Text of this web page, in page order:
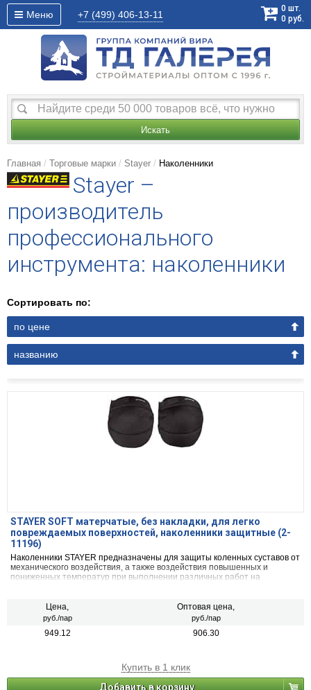
Меню +7 (499) 406-13-11
0 шт.
0 руб.
Искать
Главная Торговые марки Stayer Наколенники
Stayer –
производитель
профессионального
инструмента: наколенники
Сортировать по:
по цене
названию
STAYER SOFT матерчатые, без накладки, для легко
повреждаемых поверхностей, наколенники защитные (2-
11196)
Наколенники STAYER предназначены для защиты коленных суставов от
механического воздействия, а также воздействия повышенных и
пониженных температур при выполнении различных работ на
Цена,
руб./пар
Оптовая цена,
руб./пар
949.12 906.30
Купить в 1 клик
Добавить в корзину